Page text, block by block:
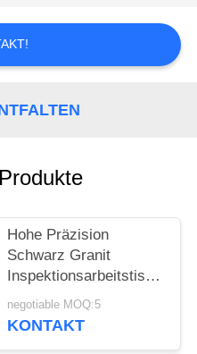
Hohe Präzision
Schwarz Granit
Inspektionsarbeitstisch
00 Klasse
negotiable MOQ:5
KONTAKT